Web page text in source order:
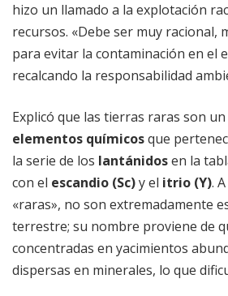
hizo un llamado a la explotación
recursos. «Debe ser muy racional,
para evitar la contaminación en el
recalcando la responsabilidad
Explicó que las tierras raras son
elementos químicosque
la serie de los lantánidosen la
con el escandio (Sc)y el itrio (Y).
«raras», no son extremadamente
terrestre; su nombre proviene de
concentradas en yacimientos
dispersas en minerales, lo que